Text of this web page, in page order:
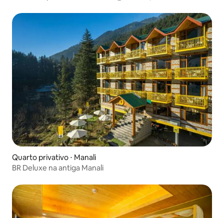
Quarto privativo ⋅ Manali
BR Deluxe na antiga Manali